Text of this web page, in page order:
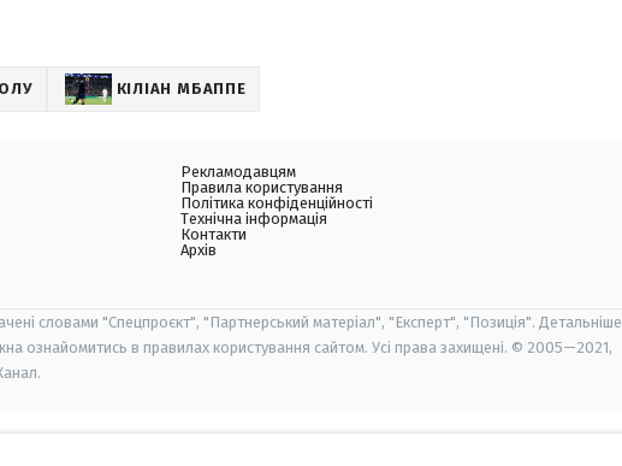
КІЛІАН МБАППЕ
Рекламодавцям
Правила користування
Політика конфіденційності
Технічна інформація
Контакти
Архів
словами "Спецпроєкт", "Партнерський матеріал", "Експерт", "Позиція". Детальніше
ознайомитись в правилах користування сайтом. Усі права захищені. © 2005—2021,